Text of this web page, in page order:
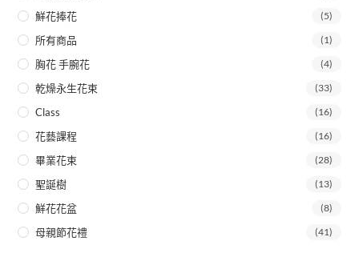
鮮花捧花 (5)
所有商品 (1)
胸花 手腕花 (4)
乾燥永生花束 (33)
Class (16)
花藝課程 (16)
畢業花束 (28)
聖誕樹 (13)
鮮花花盆 (8)
母親節花禮 (41)